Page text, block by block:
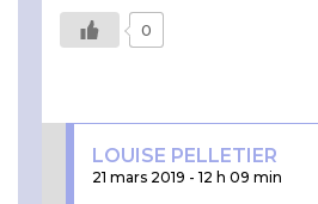
0
LOUISE PELLETIER
21 mars 2019 - 12 h 09 min